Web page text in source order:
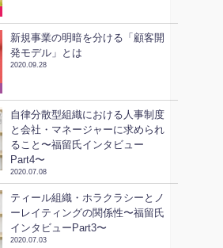
新規事業の明暗を分ける「顧客開
発モデル」とは
2020.09.28
自律分散型組織における人事制度
と会社・マネージャーに求められ
ること〜福留氏インタビュー
Part4〜
2020.07.08
ティール組織・ホラクラシーとノ
ーレイティングの関係性〜福留氏
インタビューPart3〜
2020.07.03